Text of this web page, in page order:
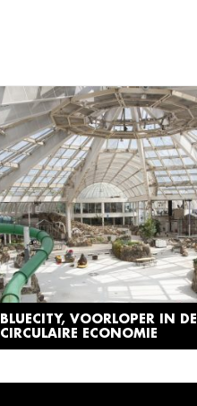
BLUECITY, VOORLOPER IN DE
CIRCULAIRE ECONOMIE